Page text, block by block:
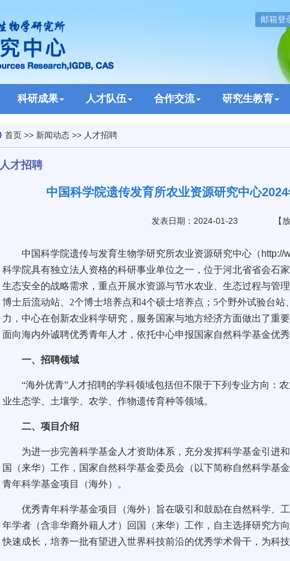
邮箱登
科研成果 人才队伍 合作交流 研究生教育
首页>> 新闻动态>> 人才招聘
人才招聘
中国科学院遗传发育所农业资源研究中心
发表日期：2024-01-23 【
中国科学院遗传与发育生物学研究所农业资源研究中心（ http://
科学院具有独立法人资格的科研事业单位之一，位于河北省省会石
生态安全的战略需求，重点开展水资源与节水农业、生态过程与管
博士后流动站、2个博士培养点和4个硕士培养点；5个野外试验台
力，中心在创新农业科学研究，服务国家与地方经济方面做出了重
面向海内外诚聘优秀青年人才，依托中心申报国家自然科学基金优
一、招聘领域
“海外优青”人才招聘的学科领域包括但不限于下列专业方向：农
业生态学、土壤学、农学、作物遗传育种等领域。
二、项目介绍
为进一步完善科学基金人才资助体系，充分发挥科学基金引进和
国（来华）工作，国家自然科学基金委员会（以下简称自然科学基
青年科学基金项目（海外）。
优秀青年科学基金项目（海外）旨在吸引和鼓励在自然科学、
年学者（含非华裔外籍人才）回国（来华）工作，自主选择研究方
快速成长，培养一批有望进入世界科技前沿的优秀学术骨干，为科技